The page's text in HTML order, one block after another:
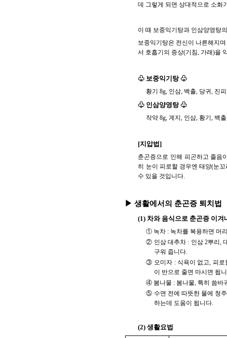
데 그렇게 되면 상대적으로 소화
이 때 보중익기탕과 인삼양영탕
보중익기탕은 전신이 나른해지
서 호흡기의 증상(기침, 가래)을
♧ 보중익기탕♧
황기 8g, 인삼, 백출, 당귀, 진
♧ 인삼양영탕♧
작약 8g, 계지, 인삼, 황기, 백
[지압법]
춘곤증으로 인해 피곤하고 졸음
히 눈이 피로할 경우엔 태양(눈
수 있을 것입니다.
▶ 생활에서의 춘곤증 퇴치법
(1) 차와 음식으로 춘곤증 이겨
① 녹차 : 녹차를 복용하면 머
② 인삼 대추차 : 인삼 2뿌리,
구워 줍니다.
③ 오미자 : 식욕이 없고, 피로
이 반으로 줄면 마시면 됩
④ 봄나물 : 봄나물, 특히 씀바
⑤ 수면 전에 따뜻한 물에 청
하는데 도움이 됩니다.
(2) 생활요법